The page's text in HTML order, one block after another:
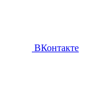
ВКонтакте